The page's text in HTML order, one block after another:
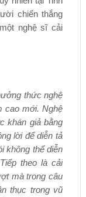
chiến thắng
nghệ sĩ cải
thức nghệ
cao mới. Nghệ
khán giả bằng
lời để diễn tả
không thể diễn
theo là cải
mà trong câu
thục trong vũ